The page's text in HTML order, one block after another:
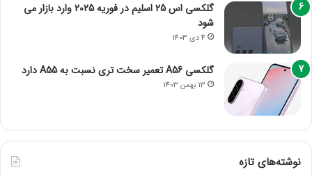
گلکسی اس 25 اسلیم در فوریه 2025 وارد بازار می
شود
4 دی 1403
گلکسی A56 تعمیر سخت تری نسبت به A55 دارد
13 بهمن 1403
نوشته‌های تازه